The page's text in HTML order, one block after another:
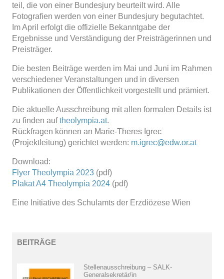
teil, die von einer Bundesjury beurteilt wird. Alle
Fotografien werden von einer Bundesjury begutachtet.
Im April erfolgt die offizielle Bekanntgabe der
Ergebnisse und Verständigung der Preisträgerinnen und
Preisträger.
Die besten Beiträge werden im Mai und Juni im Rahmen
verschiedener Veranstaltungen und in diversen
Publikationen der Öffentlichkeit vorgestellt und prämiert.
Die aktuelle Ausschreibung mit allen formalen Details ist
zu finden auftheolympia.at.
Rückfragen können an Marie-Theres Igrec
(Projektleitung) gerichtet werden: m.igrec@edw.or.at
Download:
Flyer Theolympia 2023 (pdf)
Plakat A4 Theolympia 2024 (pdf)
Eine Initiative des Schulamts der Erzdiözese Wien
BEITRÄGE
Stellenausschreibung – SALK-
Generalsekretär/in